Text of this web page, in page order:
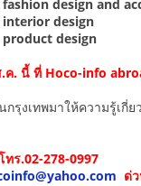
design and
design
design
ค. นี้ ที่ Hoco-info
รุงเทพมาให้ความรู้เกี่ย
ร.02-278-0997
ด่